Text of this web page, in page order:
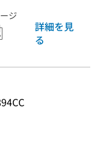
ジ
詳細を見
る